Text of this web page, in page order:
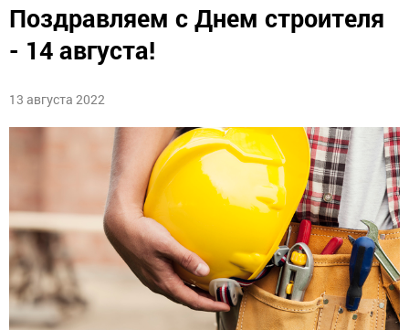
Поздравляем с Днем строителя
- 14 августа!
13 августа 2022